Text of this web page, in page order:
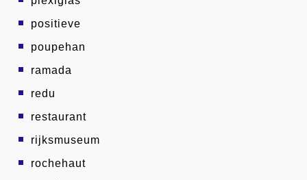
positieve
poupehan
ramada
redu
restaurant
rijksmuseum
rochehaut